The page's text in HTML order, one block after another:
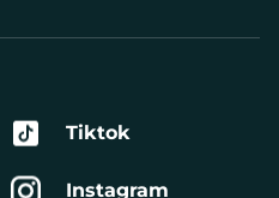
Tiktok
Instagram